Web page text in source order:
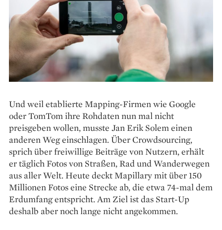
Und weil etablierte Mapping-­Firmen wie Google
oder TomTom ihre Rohdaten nun mal nicht
preisgeben wollen, musste Jan Erik Solem einen
anderen Weg einschlagen. Über Crowdsourcing,
sprich über freiwillige Beiträge von Nutzern, erhält
er täglich Fotos von Straßen, Rad und Wanderwegen
aus aller Welt. Heute deckt Mapillary mit über 150
Millionen Fotos eine Strecke ab, die etwa 74-mal dem
Erdumfang entspricht. Am Ziel ist das Start-Up
deshalb aber noch lange nicht angekommen.